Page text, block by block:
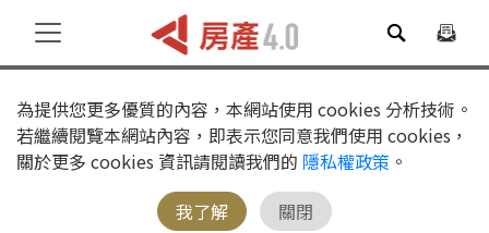
為提供您更多優質的內容，本網站使用 cookies 分析技術。
若繼續閱覽本網站內容，即表示您同意我們使用 cookies，
關於更多 cookies 資訊請閱讀我們的 隱私權政策 。
我了解
關閉